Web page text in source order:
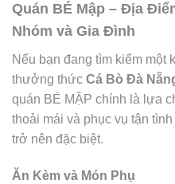
Quán BÉ Mập – Địa
Nhóm và Gia Đình
Nếu bạn đang tìm kiếm một
thưởng thức Cá Bò Đà
quán BÉ MẬP chính là lựa
thoải mái và phục vụ tận
trở nên đặc biệt.
Ăn Kèm và Món Phụ